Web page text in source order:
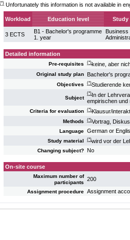
(*) Unfortunately this information is not available in
Workload Education level Study
3 ECTS
B1 - Bachelor's programme
1. year
Business
Detailed information
Pre-requisites (*)keine, aber
Original study plan Bachelor's
Objectives (*)Studierende
Subject
(*)In der
empirischen und
Criteria for evaluation (*)Klausur/
Methods (*)Vortrag,
Language German or
Study material (*)wird vor der
Changing subject? No
On-site course
Maximum number of
participants
200
Assignment procedure Assignment